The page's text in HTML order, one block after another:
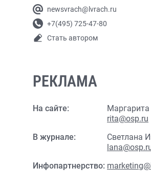
newsvrach@lvrach.ru
+7(495) 725-47-80
Стать автором
РЕКЛАМА
На сайте:
rita@osp.ru
В журнале:
Светлана
Инфопартнерство: